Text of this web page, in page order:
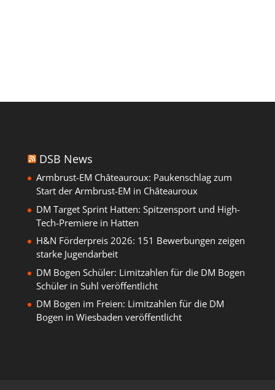
DSB News
Armbrust-EM Châteauroux: Paukenschlag zum
Start der Armbrust-EM in Châteauroux
DM Target Sprint Hatten: Spitzensport und High-
Tech-Premiere in Hatten
H&N Förderpreis 2026: 151 Bewerbungen zeigen
starke Jugendarbeit
DM Bogen Schüler: Limitzahlen für die DM Bogen
Schüler in Suhl veröffentlicht
DM Bogen im Freien: Limitzahlen für die DM
Bogen in Wiesbaden veröffentlicht